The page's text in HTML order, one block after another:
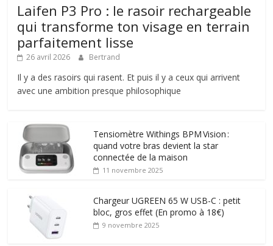
Laifen P3 Pro : le rasoir rechargeable
qui transforme ton visage en terrain
parfaitement lisse
26 avril 2026 Bertrand
Il y a des rasoirs qui rasent. Et puis il y a ceux qui arrivent
avec une ambition presque philosophique
Tensiomètre Withings BPM Vision :
quand votre bras devient la star
connectée de la maison
11 novembre 2025
Chargeur UGREEN 65 W USB-C : petit
bloc, gros effet (En promo à 18€)
9 novembre 2025